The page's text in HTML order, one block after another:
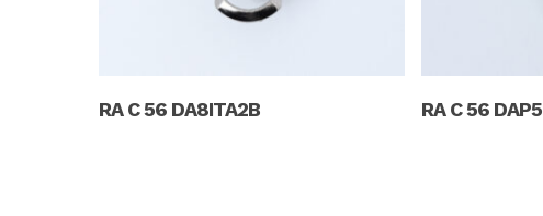
RA C 56 DA8ITA2B RA C 56 DAP5